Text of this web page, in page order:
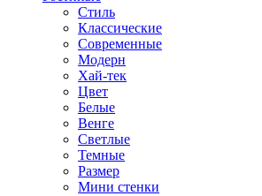
Стиль
Классические
Современные
Модерн
Хай-тек
Цвет
Белые
Венге
Светлые
Темные
Размер
Мини стенки